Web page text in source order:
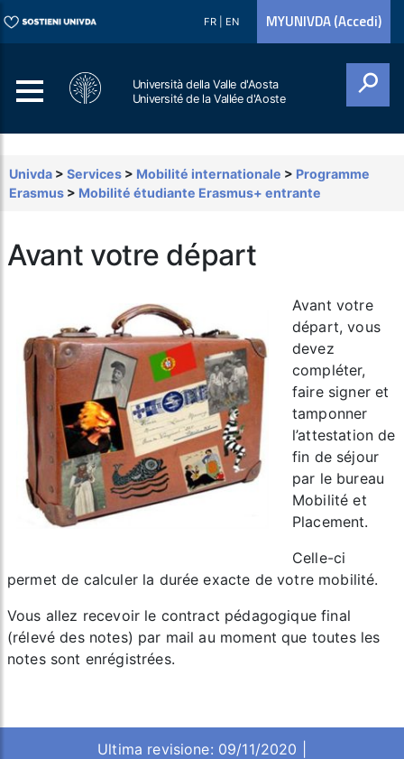
FR EN MYUNIVDA (Accedi)
Università della Valle d'Aosta
Université de la Vallée d'Aoste
Univda > Services > Mobilité internationale > Programme
Erasmus > Mobilité étudiante Erasmus+ entrante
Avant votre départ
Avant votre
départ, vous
devez
compléter,
faire signer et
tamponner
l’attestation de
fin de séjour
par le bureau
Mobilité et
Placement.
Celle-ci
permet de calculer la durée exacte de votre mobilité.
Vous allez recevoir le contract pédagogique final
(rélevé des notes) par mail au moment que toutes les
notes sont enrégistrées.
Ultima revisione: 09/11/2020 |